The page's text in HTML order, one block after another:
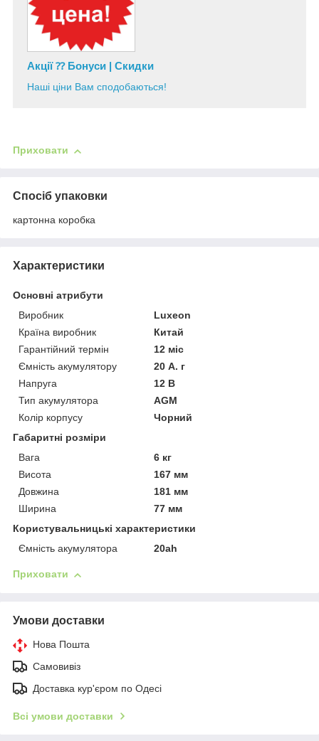
Акції ⁇ Бонуси | Скидки
Наші ціни Вам сподобаються!
Приховати
Спосіб упаковки
картонна коробка
Характеристики
Основні атрибути
Виробник
Luxeon
Країна виробник
Китай
Гарантійний термін
12 міс
Ємність акумулятору
20 А. г
Напруга
12 В
Тип акумулятора
AGM
Колір корпусу
Чорний
Габаритні розміри
Вага
6 кг
Висота
167 мм
Довжина
181 мм
Ширина
77 мм
Користувальницькі характеристики
Ємність акумулятора
20ah
Приховати
Умови доставки
Нова Пошта
Самовивіз
Доставка кур'єром по Одесі
Всі умови доставки